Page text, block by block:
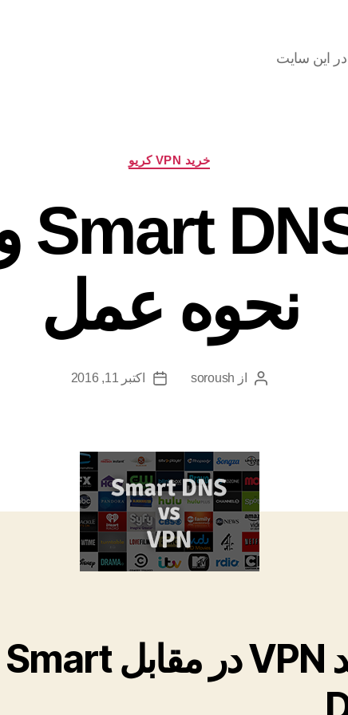
دسته‌ها خرید VPN کریو
نحوه عمل
نویسندهٔ
از soroush
تاریخاکتبر 11, 2016
خرید VPN در مقابل Smart